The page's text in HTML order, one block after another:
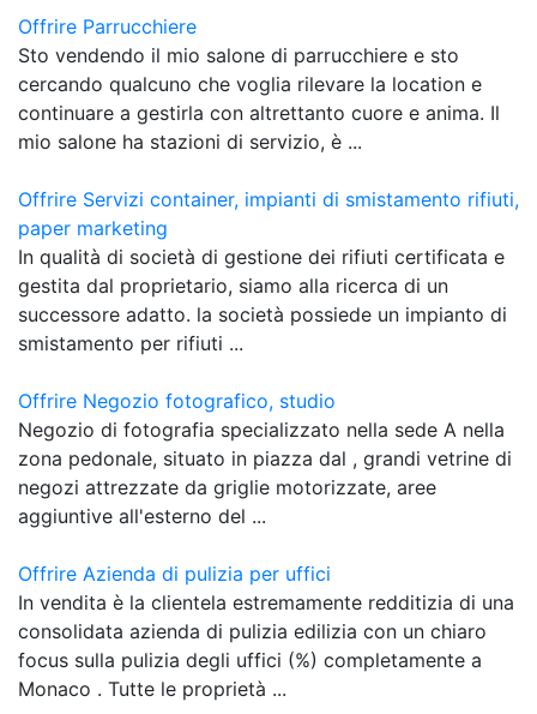
Offrire Parrucchiere
Sto vendendo il mio salone di parrucchiere e sto
cercando qualcuno che voglia rilevare la location e
continuare a gestirla con altrettanto cuore e anima. Il
mio salone ha stazioni di servizio, è ...
Offrire Servizi container, impianti di smistamento rifiuti,
paper marketing
In qualità di società di gestione dei rifiuti certificata e
gestita dal proprietario, siamo alla ricerca di un
successore adatto. la società possiede un impianto di
smistamento per rifiuti ...
Offrire Negozio fotografico, studio
Negozio di fotografia specializzato nella sede A nella
zona pedonale, situato in piazza dal , grandi vetrine di
negozi attrezzate da griglie motorizzate, aree
aggiuntive all'esterno del ...
Offrire Azienda di pulizia per uffici
In vendita è la clientela estremamente redditizia di una
consolidata azienda di pulizia edilizia con un chiaro
focus sulla pulizia degli uffici (%) completamente a
Monaco . Tutte le proprietà ...